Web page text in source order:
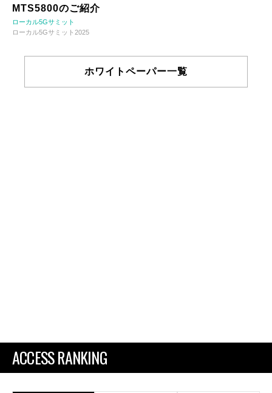
MTS5800のご紹介
ローカル5Gサミット
ローカル5Gサミット2025
ホワイトペーパー一覧
ACCESS RANKING